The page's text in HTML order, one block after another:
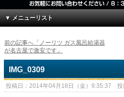
▼ メニューリスト
前の記事へ「ノーリツ ガス風呂給湯器
が名古屋で激安です」
IMG_0309
投稿日：2014年04月18日（金）9:35:37 投